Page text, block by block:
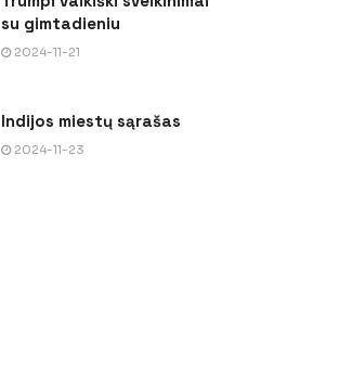
su gimtadieniu
2024-11-21
Indijos miestų sąrašas
2024-11-23